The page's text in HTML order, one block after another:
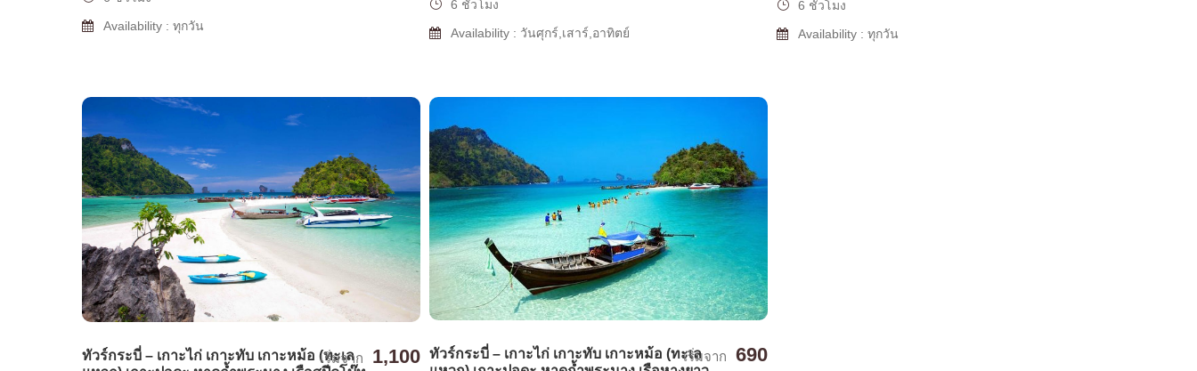
Availability : ทุกวัน
6 ชั่วโมง
Availability : วันศุกร์,เสาร์,อาทิตย์
6 ชั่วโมง
Availability : ทุกวัน
ทัวร์กระบี่ – เกาะไก่ เกาะทับ เกาะหม้อ (ทะเล
เริ่มจาก 1,100 ทัวร์กระบี่ – เกาะไก่ เกาะทับ เกาะหม้อ (ทะเลเริ่มจาก 690